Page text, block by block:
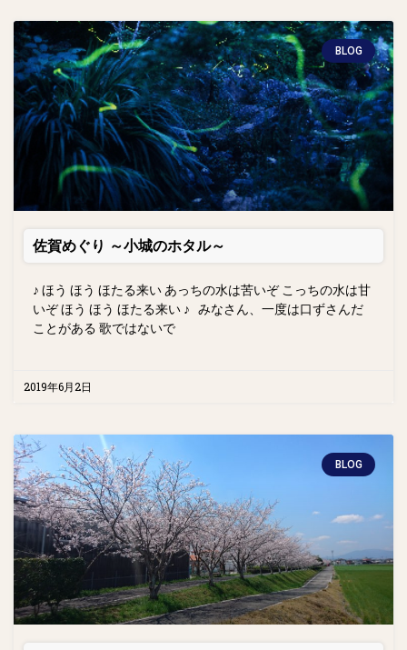
BLOG
佐賀めぐり ～小城のホタル～
♪ ほう ほう ほたる来い あっちの水は苦いぞ こっちの水は甘
いぞ ほう ほう ほたる来い ♪ みなさん、一度は口ずさんだ
ことがある 歌ではないで
2019年6月2日
BLOG